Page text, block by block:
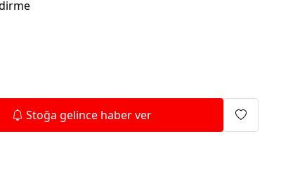
Makineleri
Stoğa gelince haber ver